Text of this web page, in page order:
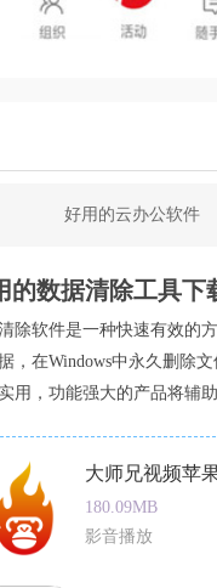
，软件还引入了志愿
得推荐的智慧公益应用
好用的云办公软件
的数据清除工具下
除软件是一种快速有效的
，在Windows中永久删除
用，功能强大的产品将辅
意中从计算机，闪存盘，相
会销毁它，
180.09MB
影音播放